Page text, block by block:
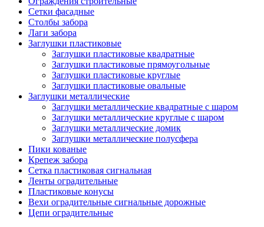
Сетки фасадные
Столбы забора
Лаги забора
Заглушки пластиковые
Заглушки пластиковые квадратные
Заглушки пластиковые прямоугольные
Заглушки пластиковые круглые
Заглушки пластиковые овальные
Заглушки металлические
Заглушки металлические квадратные с шаром
Заглушки металлические круглые с шаром
Заглушки металлические домик
Заглушки металлические полусфера
Пики кованые
Крепеж забора
Сетка пластиковая сигнальная
Ленты оградительные
Пластиковые конусы
Вехи оградительные сигнальные дорожные
Цепи оградительные